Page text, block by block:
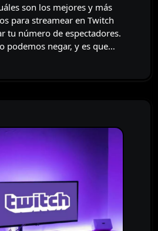
para streamear en Twitch
tu número de espectadores.
podemos negar, y es que…